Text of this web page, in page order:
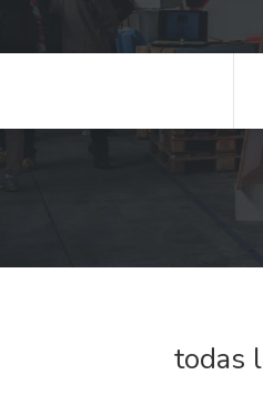
todas